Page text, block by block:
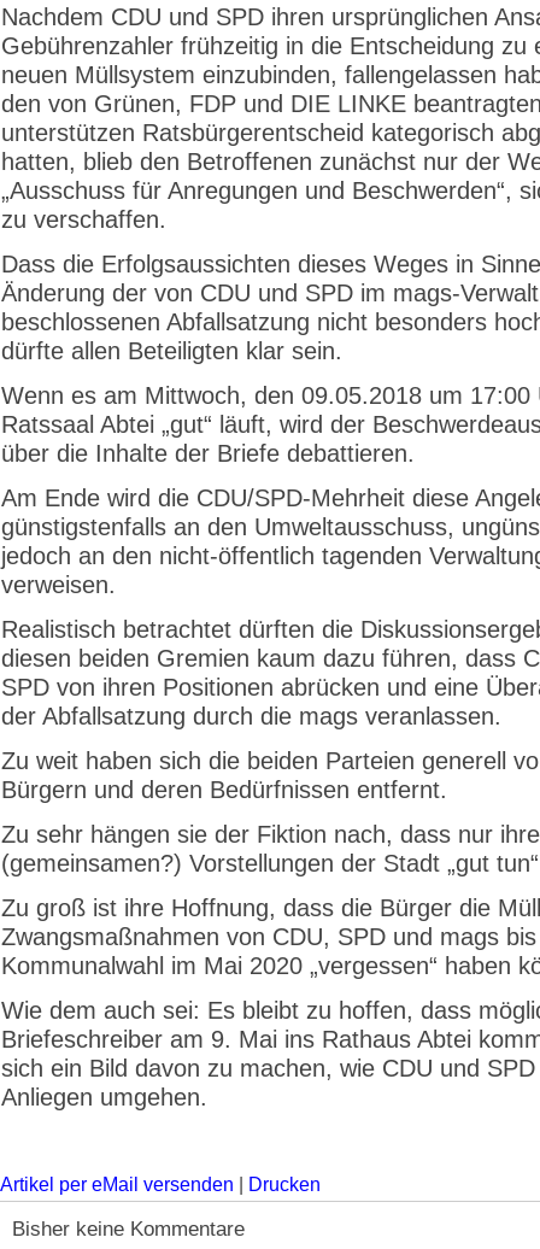
Nachdem CDU und SPD ihren ursprünglichen
Gebührenzahler frühzeitig in die Entscheidung zu
neuen Müllsystem einzubinden, fallengelassen
den von Grünen, FDP und DIE LINKE
unterstützen Ratsbürgerentscheid kategorisch
hatten, blieb den Betroffenen zunächst nur der
„Ausschuss für Anregungen und Beschwerden“,
zu verschaffen.
Dass die Erfolgsaussichten dieses Weges in
Änderung der von CDU und SPD im mags-
beschlossenen Abfallsatzung nicht besonders
dürfte allen Beteiligten klar sein.
Wenn es am Mittwoch, den 09.05.2018 um 17:00
Ratssaal Abtei „gut“ läuft, wird der
über die Inhalte der Briefe debattieren.
Am Ende wird die CDU/SPD-Mehrheit diese
günstigstenfalls an den Umweltausschuss,
jedoch an den nicht-öffentlich tagenden
verweisen.
Realistisch betrachtet dürften die
diesen beiden Gremien kaum dazu führen, dass
SPD von ihren Positionen abrücken und eine
der Abfallsatzung durch die mags veranlassen.
Zu weit haben sich die beiden Parteien generell
Bürgern und deren Bedürfnissen entfernt.
Zu sehr hängen sie der Fiktion nach, dass nur ihre
(gemeinsamen?) Vorstellungen der Stadt „gut
Zu groß ist ihre Hoffnung, dass die Bürger die
Zwangsmaßnahmen von CDU, SPD und mags
Kommunalwahl im Mai 2020 „vergessen“ haben
Wie dem auch sei: Es bleibt zu hoffen, dass
Briefeschreiber am 9. Mai ins Rathaus Abtei
sich ein Bild davon zu machen, wie CDU und
Anliegen umgehen.
Artikel per eMail versenden Drucken
Bisher keine Kommentare